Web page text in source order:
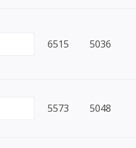
6515 5036
5573 5048